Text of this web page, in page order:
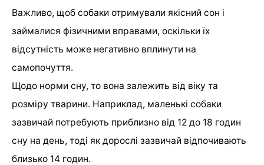
Важливо, щоб собаки отримували якісний сон і
займалися фізичними вправами, оскільки їх
відсутність може негативно вплинути на
самопочуття.
Щодо норми сну, то вона залежить від віку та
розміру тварини. Наприклад, маленькі собаки
зазвичай потребують приблизно від 12 до 18 годин
сну на день, тоді як дорослі зазвичай відпочивають
близько 14 годин.